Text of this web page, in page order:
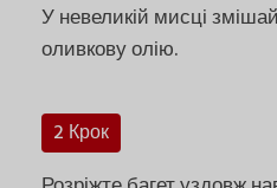
У невеликій мисці
оливкову олію.
2 Крок